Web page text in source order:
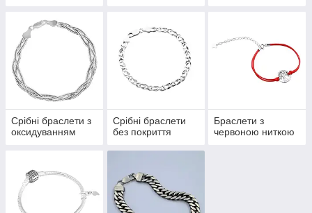
Срібні браслети з
оксидуванням
Срібні браслети
без покриття
Браслети з
червоною ниткою